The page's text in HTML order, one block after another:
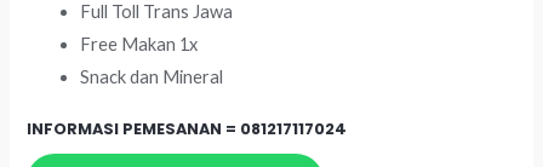
Full Toll Trans Jawa
Free Makan 1x
Snack dan Mineral
INFORMASI PEMESANAN = 081217117024